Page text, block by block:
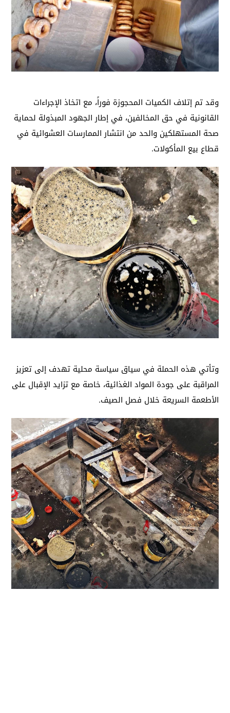
وقد تم إتلاف الكميات المحجوزة فوراً، مع اتخاذ الإجراءات
القانونية في حق المخالفين، في إطار الجهود المبذولة لحماية
صحة المستهلكين والحد من انتشار الممارسات العشوائية في
قطاع بيع المأكولات.
وتأتي هذه الحملة في سياق سياسة محلية تهدف إلى تعزيز
المراقبة على جودة المواد الغذائية، خاصة مع تزايد الإقبال على
الأطعمة السريعة خلال فصل الصيف.